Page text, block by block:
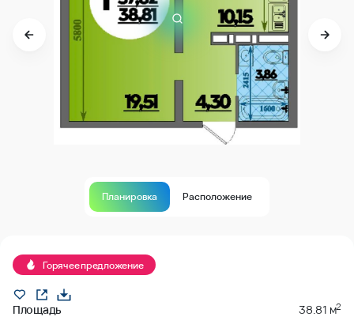
Планировка Расположение
Горячее предложение
Площадь 38.81 м2